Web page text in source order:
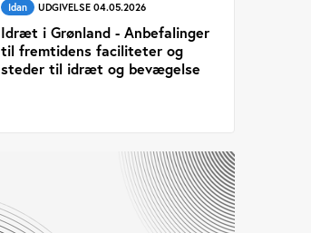
Idan UDGIVELSE 04.05.2026
Idræt i Grønland - Anbefalinger
til fremtidens faciliteter og
steder til idræt og bevægelse